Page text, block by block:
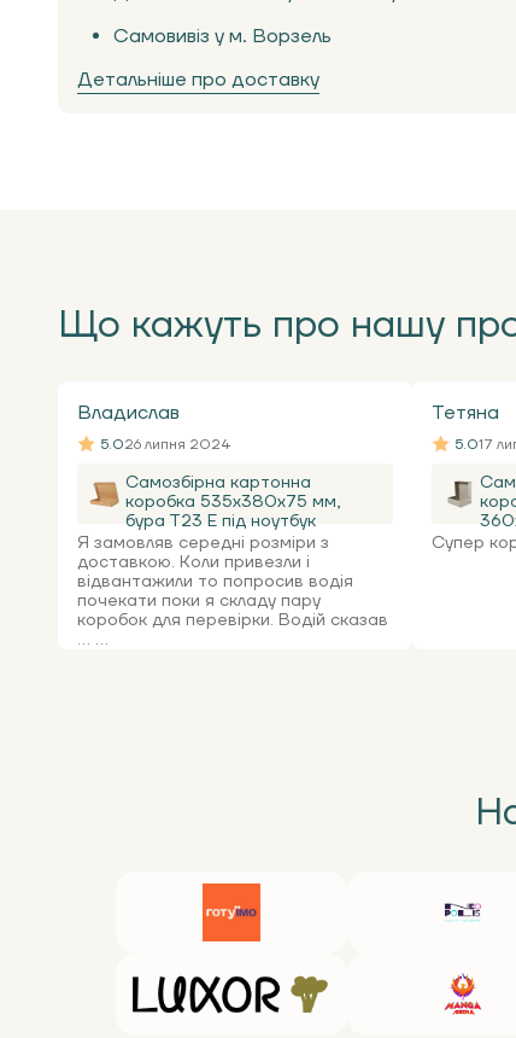
Самовивіз у м. Ворзель
Детальніше про доставку
Що кажуть про нашу
Владислав
5.026 липня 2024
Самозбірна картонна
коробка 535x380x75 мм,
бура Т23 Е під ноутбук
Я замовляв середні розміри з
доставкою. Коли привезли і
відвантажили то попросив водія
почекати поки я складу пару
коробок для перевірки. Водій сказав
... ...
Тетяна
5.017
Супер